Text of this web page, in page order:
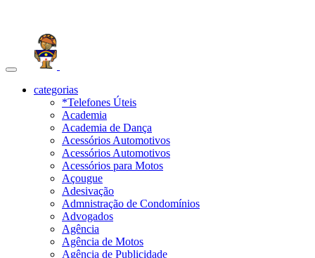
Toggle
navigationcategorias
*Telefones Úteis
Academia
Academia de Dança
Acessórios Automotivos
Acessórios Automotivos
Acessórios para Motos
Açougue
Adesivação
Admnistração de Condomínios
Advogados
Agência
Agência de Motos
Agência de Publicidade